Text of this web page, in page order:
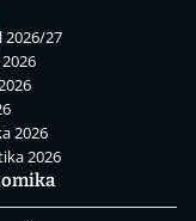
2026/27
2026
2026